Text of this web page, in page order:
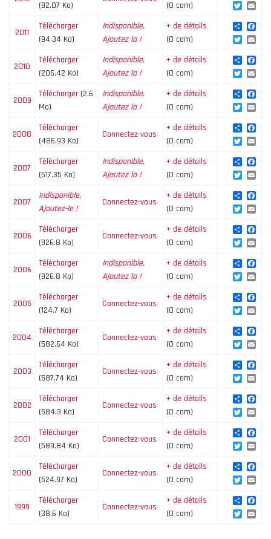
(92.07 Ko)
(0 com)
Twitter
2011
Télécharger
(94.34 Ko)
Indisponible,
Ajoutez la !
+ de détails
(0 com)
Share
Twitter
2010
Télécharger
(206.42 Ko)
Indisponible,
Ajoutez la !
+ de détails
(0 com)
Share
Twitter
2009
Télécharger (2.6
Mo)
Indisponible,
Ajoutez la !
+ de détails
(0 com)
Share
Twitter
2008
Télécharger
(486.93 Ko)
Connectez-vous
+ de détails
(0 com)
Share
Twitter
2007
Télécharger
(517.35 Ko)
Indisponible,
Ajoutez la !
+ de détails
(0 com)
Share
Twitter
2007
Indisponible,
Ajoutez-le !
Connectez-vous
+ de détails
(0 com)
Share
Twitter
2006
Télécharger
(926.8 Ko)
Connectez-vous
+ de détails
(0 com)
Share
Twitter
2006
Télécharger
(926.8 Ko)
Indisponible,
Ajoutez la !
+ de détails
(0 com)
Share
Twitter
2005
Télécharger
(124.7 Ko)
Connectez-vous
+ de détails
(0 com)
Share
Twitter
2004
Télécharger
(582.64 Ko)
Connectez-vous
+ de détails
(0 com)
Share
Twitter
2003
Télécharger
(587.74 Ko)
Connectez-vous
+ de détails
(0 com)
Share
Twitter
2002
Télécharger
(584.3 Ko)
Connectez-vous
+ de détails
(0 com)
Share
Twitter
2001
Télécharger
(589.84 Ko)
Connectez-vous
+ de détails
(0 com)
Share
Twitter
2000
Télécharger
(524.97 Ko)
Connectez-vous
+ de détails
(0 com)
Share
Twitter
1999
Télécharger
(38.6 Ko)
Connectez-vous
+ de détails
(0 com)
Share
Twitter